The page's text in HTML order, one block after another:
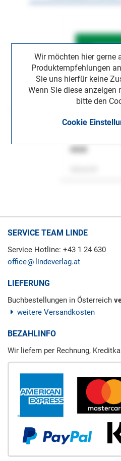
Wir möchten hier gerne
Produktempfehlungen
Sie uns hierfür keine
Wenn Sie diese anzeigen
bitte den
Cookie
SERVICE TEAM LINDE
Service Hotline: +43 1 24 630
office
lindeverlag.at
LIEFERUNG
Buchbestellungen in Österreich
weitere Versandkosten
BEZAHLINFO
Wir liefern per Rechnung,